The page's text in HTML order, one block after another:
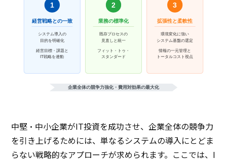
1
経営戦略との一致
システム導入の
目的を明確化
経営目標・課題と
IT戦略を連動
2
業務の標準化
既存プロセスの
見直しと統一
フィット・トゥ・
スタンダード
3
拡張性と柔軟性
環境変化に強い
システム基盤の選定
情報の一元管理と
トータルコスト視点
企業全体の競争力強化・費用対効果の最大化
中堅・中小企業がIT投資を成功させ、企業全体の競争力
を引き上げるためには、単なるシステムの導入にとどま
らない戦略的なアプローチが求められます。ここでは、I